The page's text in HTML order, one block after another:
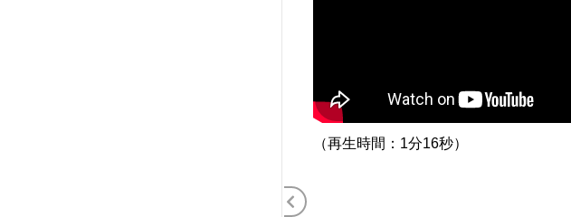
（再生時間：1分16秒）